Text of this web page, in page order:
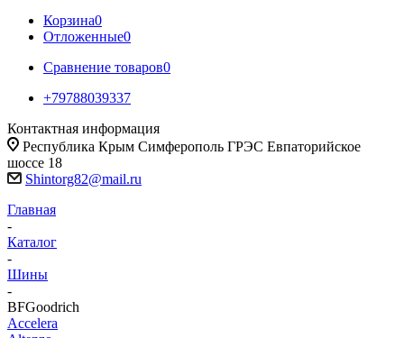
Корзина0
Отложенные0
Сравнение товаров0
+79788039337
Контактная информация
Республика Крым Симферополь ГРЭС Евпаторийское
шоссе 18
Shintorg82@mail.ru
Главная
-
Каталог
-
Шины
-
BFGoodrich
Accelera